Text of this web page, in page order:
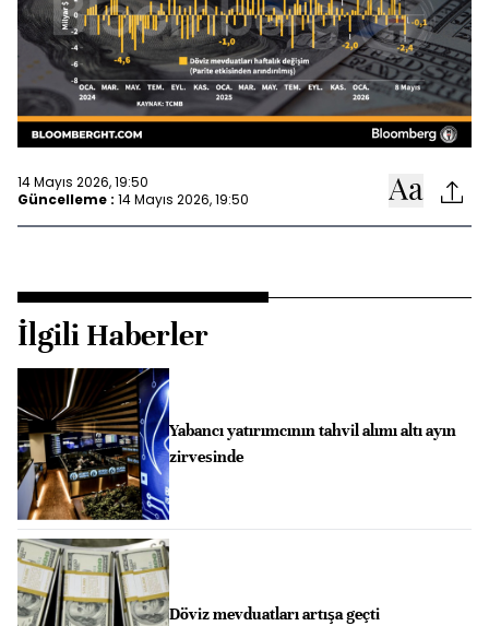
14 Mayıs 2026, 19:50
Güncelleme : 14 Mayıs 2026, 19:50
İlgili Haberler
Yabancı yatırımcının tahvil alımı altı ayın
zirvesinde
Döviz mevduatları artışa geçti